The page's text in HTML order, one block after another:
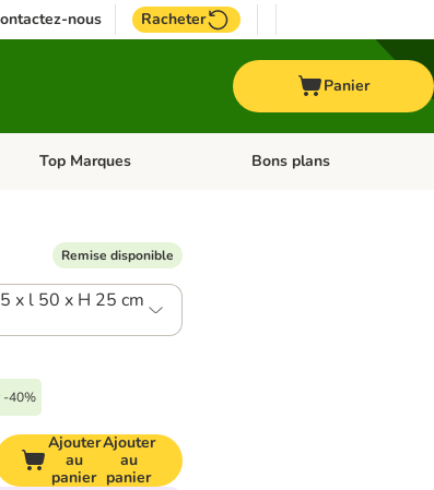
nous Racheter
Panier
Oiseau
Dérouler les catégories: Cheval
Top Marques Dérouler les catégories: Top
Bons plans
Remise disponible
x l 50 x H 25 cm
-40%
Ajouter
au
panier
Ajouter
au
panier